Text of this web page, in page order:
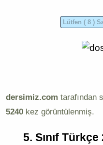
dersimiz.com tarafından
5240 kez görüntülenmiş.
5. Sınıf Türkçe